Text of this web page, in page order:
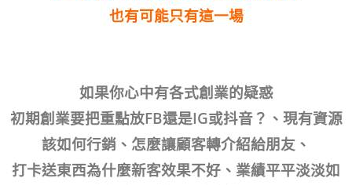
也有可能只有這一場
如果你心中有各式創業的疑惑
初期創業要把重點放FB還是IG或抖音？、現有資源
該如何行銷、怎麼讓顧客轉介紹給朋友、
打卡送東西為什麼新客效果不好、業績平平淡淡如